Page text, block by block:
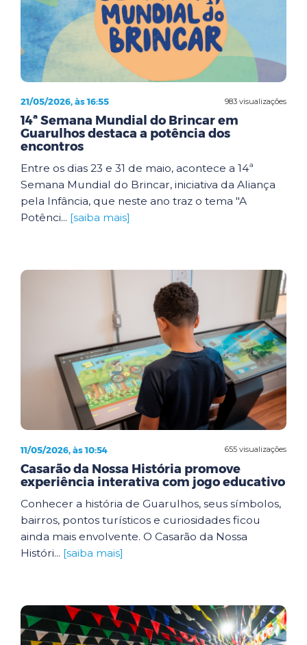
983 visualizações
21/05/2026, às 16:55
14ª Semana Mundial do Brincar em
Guarulhos destaca a potência dos
encontros
Entre os dias 23 e 31 de maio, acontece a 14ª
Semana Mundial do Brincar, iniciativa da Aliança
pela Infância, que neste ano traz o tema "A
Potênci... [saiba mais]
655 visualizações
11/05/2026, às 10:54
Casarão da Nossa História promove
experiência interativa com jogo educativo
Conhecer a história de Guarulhos, seus símbolos,
bairros, pontos turísticos e curiosidades ficou
ainda mais envolvente. O Casarão da Nossa
Históri... [saiba mais]